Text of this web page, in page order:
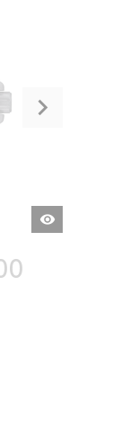
APERÇU
RAPIDE